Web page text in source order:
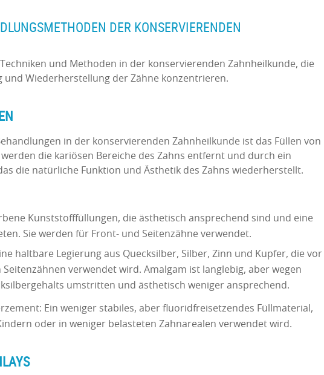
DER KONSERVIERENDEN
und Methoden in der konservierenden Zahnheilkunde, die
und Wiederherstellung der Zähne konzentrieren.
in der konservierenden Zahnheilkunde ist das Füllen von
die kariösen Bereiche des Zahns entfernt und durch ein
die natürliche Funktion und Ästhetik des Zahns wiederherstellt.
Kunststofffüllungen, die ästhetisch ansprechend sind und eine
Sie werden für Front- und Seitenzähne verwendet.
haltbare Legierung aus Quecksilber, Silber, Zinn und Kupfer, die vor
Seitenzähnen verwendet wird. Amalgam ist langlebig, aber wegen
umstritten und ästhetisch weniger ansprechend.
Ein weniger stabiles, aber fluoridfreisetzendes Füllmaterial,
oder in weniger belasteten Zahnarealen verwendet wird.